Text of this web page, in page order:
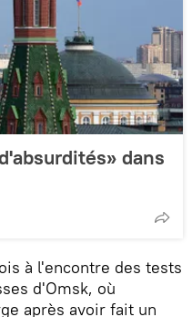
dans
à l'encontre des tests
d'Omsk, où
après avoir fait un